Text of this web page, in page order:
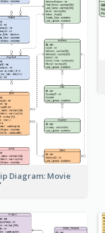
Diagram: Movie